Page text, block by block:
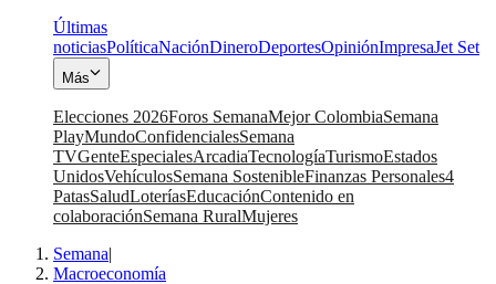
Últimas
noticiasPolíticaNaciónDineroDeportesOpiniónImpresaJet Set
Más
Elecciones 2026Foros SemanaMejor ColombiaSemana
PlayMundoConfidencialesSemana
TVGenteEspecialesArcadiaTecnologíaTurismoEstados
UnidosVehículosSemana SostenibleFinanzas Personales4
PatasSaludLoteríasEducaciónContenido en
colaboraciónSemana RuralMujeres
Semana|
Macroeconomía